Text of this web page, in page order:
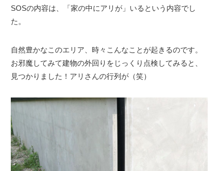
SOSの内容は、「家の中にアリが」いるという内容でし
た。
自然豊かなこのエリア、時々こんなことが起きるのです。
お邪魔してみて建物の外回りをじっくり点検してみると、
見つかりました！アリさんの行列が（笑）